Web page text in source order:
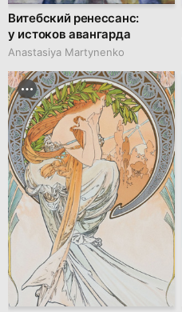
Витебский ренессанс:
у истоков авангарда
Anastasiya Martynenko